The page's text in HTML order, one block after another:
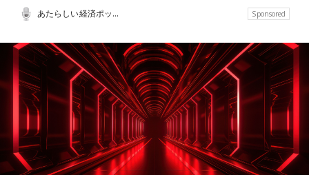
あたらしい経済ポッドキャスト Sponsored